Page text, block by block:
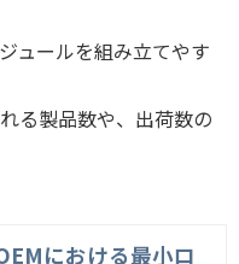
ュールを組み立てやす
る製品数や、出荷数の
における最小ロ